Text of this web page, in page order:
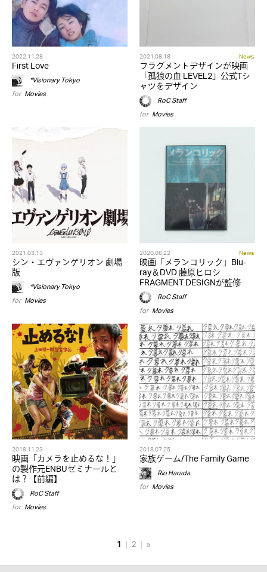
2022.11.28
First Love
*Visionary Tokyo
for Movies
2021.08.18 News
フラグメントデザインが映画
「孤狼の血 LEVEL2」公式Tシ
ャツをデザイン
RoC Staff
for Movies
2021.03.13
シン・エヴァンゲリオン 劇場
版
*Visionary Tokyo
for Movies
2020.06.22 News
映画「メランコリック」Blu-
ray＆DVD 藤原ヒロシ
FRAGMENT DESIGNが監修
RoC Staff
for Movies
2018.11.23
映画「カメラを止めるな！」
の製作元ENBUゼミナールと
は？【前編】
RoC Staff
for Movies
2018.07.25
家族ゲーム/The Family Game
Rio Harada
for Movies
1 2 »